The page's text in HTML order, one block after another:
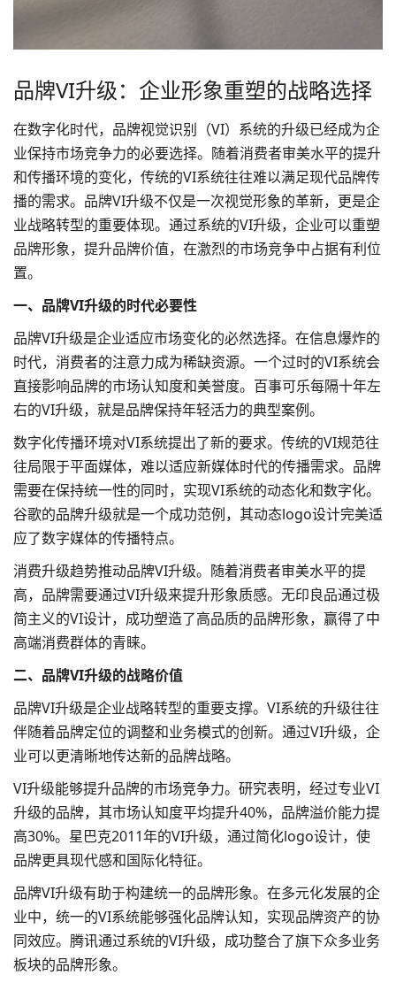
品牌VI升级：企业形象重塑的战略选择
在数字化时代，品牌视觉识别（VI）系统的升级已经成为企
业保持市场竞争力的必要选择。随着消费者审美水平的提升
和传播环境的变化，传统的VI系统往往难以满足现代品牌传
播的需求。 品牌VI升级不仅是一次视觉形象的革新，更是企
业战略转型的重要体现。通过系统的VI升级，企业可以重塑
品牌形象，提升品牌价值，在激烈的市场竞争中占据有利位
置。
一、品牌VI升级的时代必要性
品牌VI升级是企业适应市场变化的必然选择。在信息爆炸的
时代，消费者的注意力成为稀缺资源。一个过时的VI系统会
直接影响品牌的市场认知度和美誉度。百事可乐每隔十年左
右的VI升级，就是品牌保持年轻活力的典型案例。
数字化传播环境对VI系统提出了新的要求。传统的VI规范往
往局限于平面媒体，难以适应新媒体时代的传播需求。品牌
需要在保持统一性的同时，实现VI系统的动态化和数字化。
谷歌的品牌升级就是一个成功范例，其动态logo设计完美适
应了数字媒体的传播特点。
消费升级趋势推动品牌VI升级。随着消费者审美水平的提
高，品牌需要通过VI升级来提升形象质感。无印良品通过极
简主义的VI设计，成功塑造了高品质的品牌形象，赢得了中
高端消费群体的青睐。
二、品牌VI升级的战略价值
品牌VI升级是企业战略转型的重要支撑。VI系统的升级往往
伴随着品牌定位的调整和业务模式的创新。通过VI升级，企
业可以更清晰地传达新的品牌战略。
VI升级能够提升品牌的市场竞争力。研究表明，经过专业VI
升级的品牌，其市场认知度平均提升40%，品牌溢价能力提
高30%。星巴克2011年的VI升级，通过简化logo设计，使
品牌更具现代感和国际化特征。
品牌VI升级有助于构建统一的品牌形象。在多元化发展的企
业中，统一的VI系统能够强化品牌认知，实现品牌资产的协
同效应。腾讯通过系统的VI升级，成功整合了旗下众多业务
板块的品牌形象。